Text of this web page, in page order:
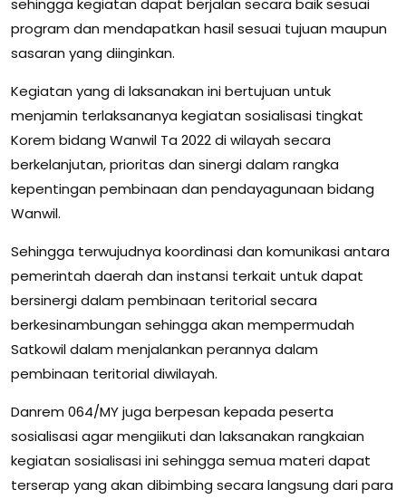
sehingga kegiatan dapat berjalan secara baik sesuai
program dan mendapatkan hasil sesuai tujuan maupun
sasaran yang diinginkan.
Kegiatan yang di laksanakan ini bertujuan untuk
menjamin terlaksananya kegiatan sosialisasi tingkat
Korem bidang Wanwil Ta 2022 di wilayah secara
berkelanjutan, prioritas dan sinergi dalam rangka
kepentingan pembinaan dan pendayagunaan bidang
Wanwil.
Sehingga terwujudnya koordinasi dan komunikasi antara
pemerintah daerah dan instansi terkait untuk dapat
bersinergi dalam pembinaan teritorial secara
berkesinambungan sehingga akan mempermudah
Satkowil dalam menjalankan perannya dalam
pembinaan teritorial diwilayah.
Danrem 064/MY juga berpesan kepada peserta
sosialisasi agar mengiikuti dan laksanakan rangkaian
kegiatan sosialisasi ini sehingga semua materi dapat
terserap yang akan dibimbing secara langsung dari para